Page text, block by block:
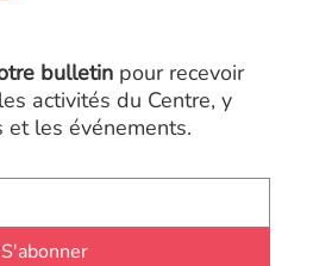
bulletin pour recevoir
activités du Centre, y
les événements.
S'abonner